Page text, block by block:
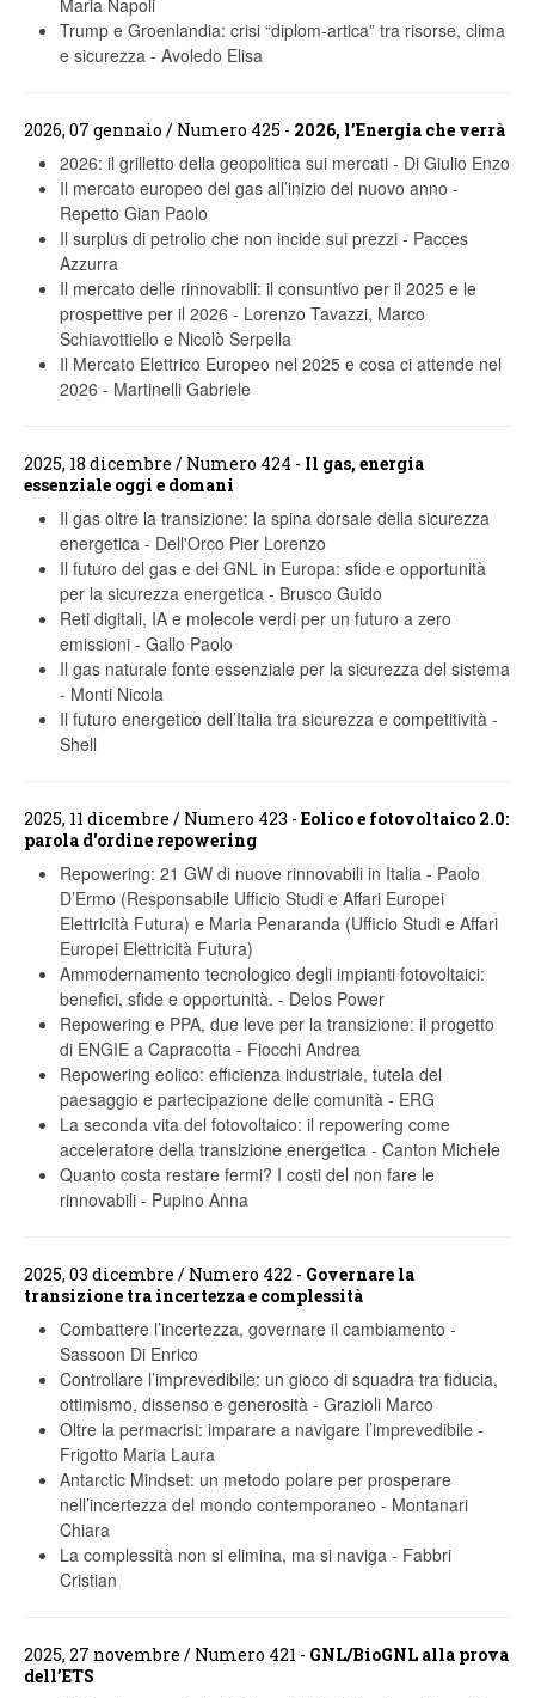
Maria Napoli
Trump e Groenlandia: crisi “diplom-artica” tra risorse, clima
e sicurezza - Avoledo Elisa
2026, 07 gennaio / Numero 425 - 2026, l’Energia che verrà
2026: il grilletto della geopolitica sui mercati - Di Giulio Enzo
Il mercato europeo del gas all’inizio del nuovo anno -
Repetto Gian Paolo
Il surplus di petrolio che non incide sui prezzi - Pacces
Azzurra
Il mercato delle rinnovabili: il consuntivo per il 2025 e le
prospettive per il 2026 - Lorenzo Tavazzi, Marco
Schiavottiello e Nicolò Serpella
Il Mercato Elettrico Europeo nel 2025 e cosa ci attende nel
2026 - Martinelli Gabriele
2025, 18 dicembre / Numero 424 - Il gas, energia
essenziale oggi e domani
Il gas oltre la transizione: la spina dorsale della sicurezza
energetica - Dell'Orco Pier Lorenzo
Il futuro del gas e del GNL in Europa: sfide e opportunità
per la sicurezza energetica - Brusco Guido
Reti digitali, IA e molecole verdi per un futuro a zero
emissioni - Gallo Paolo
Il gas naturale fonte essenziale per la sicurezza del sistema
- Monti Nicola
Il futuro energetico dell’Italia tra sicurezza e competitività -
Shell
2025, 11 dicembre / Numero 423 - Eolico e fotovoltaico 2.0:
parola d'ordine repowering
Repowering: 21 GW di nuove rinnovabili in Italia - Paolo
D’Ermo (Responsabile Ufficio Studi e Affari Europei
Elettricità Futura) e Maria Penaranda (Ufficio Studi e Affari
Europei Elettricità Futura)
Ammodernamento tecnologico degli impianti fotovoltaici:
benefici, sfide e opportunità. - Delos Power
Repowering e PPA, due leve per la transizione: il progetto
di ENGIE a Capracotta - Fiocchi Andrea
Repowering eolico: efficienza industriale, tutela del
paesaggio e partecipazione delle comunità - ERG
La seconda vita del fotovoltaico: il repowering come
acceleratore della transizione energetica - Canton Michele
Quanto costa restare fermi? I costi del non fare le
rinnovabili - Pupino Anna
2025, 03 dicembre / Numero 422 - Governare la
transizione tra incertezza e complessità
Combattere l’incertezza, governare il cambiamento -
Sassoon Di Enrico
Controllare l’imprevedibile: un gioco di squadra tra fiducia,
ottimismo, dissenso e generosità - Grazioli Marco
Oltre la permacrisi: imparare a navigare l’imprevedibile -
Frigotto Maria Laura
Antarctic Mindset: un metodo polare per prosperare
nell’incertezza del mondo contemporaneo - Montanari
Chiara
La complessità non si elimina, ma si naviga - Fabbri
Cristian
2025, 27 novembre / Numero 421 - GNL/BioGNL alla prova
dell’ETS